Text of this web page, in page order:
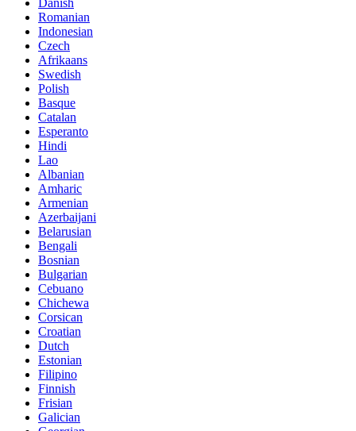
Romanian
Indonesian
Czech
Afrikaans
Swedish
Polish
Basque
Catalan
Esperanto
Hindi
Lao
Albanian
Amharic
Armenian
Azerbaijani
Belarusian
Bengali
Bosnian
Bulgarian
Cebuano
Chichewa
Corsican
Croatian
Dutch
Estonian
Filipino
Finnish
Frisian
Galician